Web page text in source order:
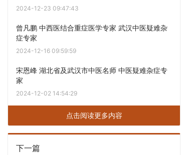
2024-12-23 09:47:43
曾凡鹏 中西医结合重症医学专家 武汉中医疑难杂
症专家
2024-12-16 09:59:59
宋恩峰 湖北省及武汉市中医名师 中医疑难杂症专
家
2024-12-02 14:54:29
点击阅读更多内容
下一篇